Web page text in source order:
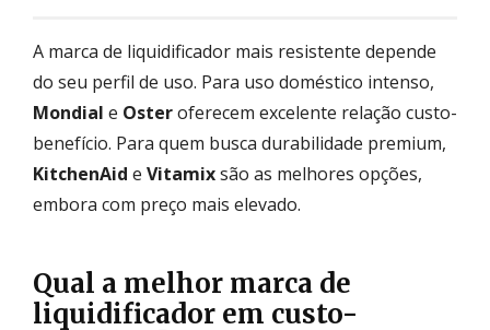
A marca de liquidificador mais resistente depende
do seu perfil de uso. Para uso doméstico intenso,
Mondial e Osteroferecem excelente relação custo-
benefício. Para quem busca durabilidade premium,
KitchenAid e Vitamixsão as melhores opções,
embora com preço mais elevado.
Qual a melhor marca de
liquidificador em custo-